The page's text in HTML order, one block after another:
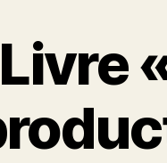
Livre